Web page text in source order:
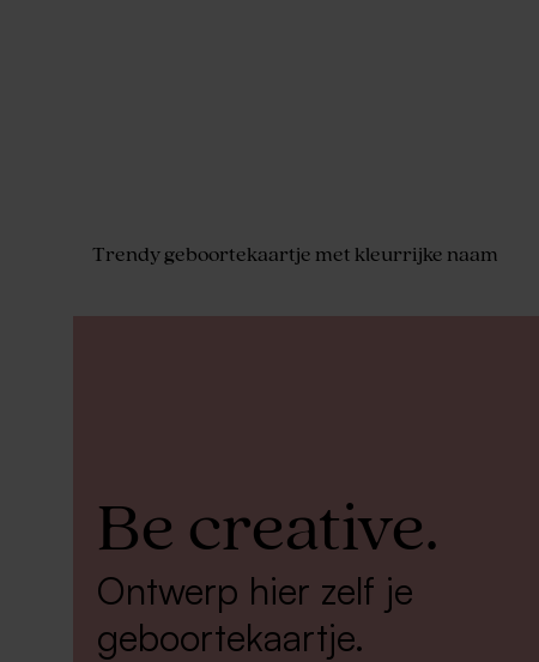
Be creative.
Ontwerp hier zelf je
geboortekaartje.
Trendy geboortekaartje met kleurrijke naam